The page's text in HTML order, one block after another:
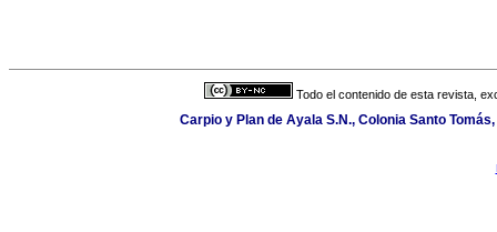
Todo el contenido de esta revista,
Carpio y Plan de Ayala S.N., Colonia Santo